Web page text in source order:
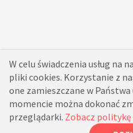
W celu świadczenia usług na
pliki cookies. Korzystanie z
one zamieszczane w Państwa
momencie można dokonać
przeglądarki. Zobacz politykę